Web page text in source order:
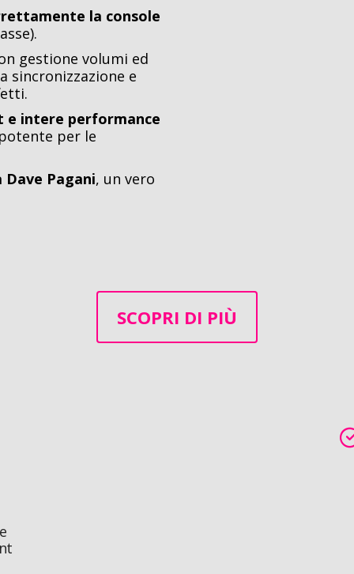
la console
gestione volumi ed
sincronizzazione e
e intere performance
per le
Dave Pagani, un vero
SCOPRI DI PIÙ